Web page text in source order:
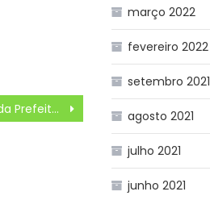
Com apoio da Prefeitura, Delas Day celebra protagonismo feminino e empreendedorismo em Campo Grande – CGNotícias
março 2022
fevereiro 2022
setembro 2021
agosto 2021
julho 2021
junho 2021